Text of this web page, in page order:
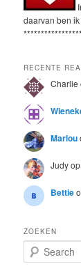
daarvan ben
RECENTE
Charlie
Marlou
Judyop
Bettie
ZOEKEN
e